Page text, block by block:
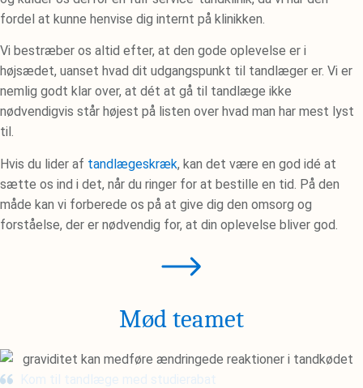
fordel at kunne henvise dig internt på klinikken.
Vi bestræber os altid efter, at den gode oplevelse er i
højsædet, uanset hvad dit udgangspunkt til tandlæger er. Vi er
nemlig godt klar over, at dét at gå til tandlæge ikke
nødvendigvis står højest på listen over hvad man har mest lyst
til.
Hvis du lider af tandlægeskræk, kan det være en god idé at
sætte os ind i det, når du ringer for at bestille en tid. På den
måde kan vi forberede os på at give dig den omsorg og
forståelse, der er nødvendig for, at din oplevelse bliver god.
Mød teamet
Kom til tandlæge med studierabat